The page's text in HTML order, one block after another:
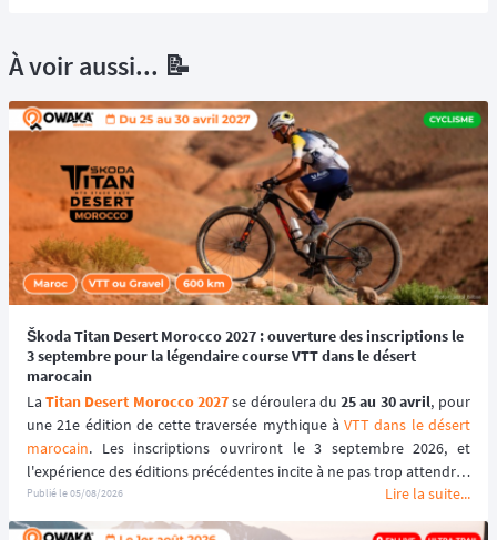
À voir aussi... 📝
Škoda Titan Desert Morocco 2027 : ouverture des inscriptions le
3 septembre pour la légendaire course VTT dans le désert
marocain
La Titan Desert Morocco 2027 se déroulera du 25 au 30 avril, pour
une 21e édition de cette traversée mythique à VTT dans le désert
marocain. Les inscriptions ouvriront le 3 septembre 2026, et
l'expérience des éditions précédentes incite à ne pas trop attendre :
le tarif early bird, réservé aux 100 premiers inscrits, s'est envolé en
quelques heures les années passées.
Publié le05/08/2026 Lire la suite...